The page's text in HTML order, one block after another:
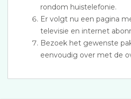
rondom huistelefonie.
Er volgt nu een pagina
televisie en internet
Bezoek het gewenste
eenvoudig over met de